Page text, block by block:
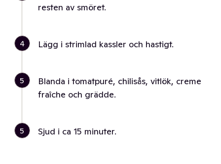
resten av smöret.
4 Lägg i strimlad kassler och hastigt.
5
Blanda i tomatpuré, chilisås, vitlök, creme
fraîche och grädde.
5 Sjud i ca 15 minuter.